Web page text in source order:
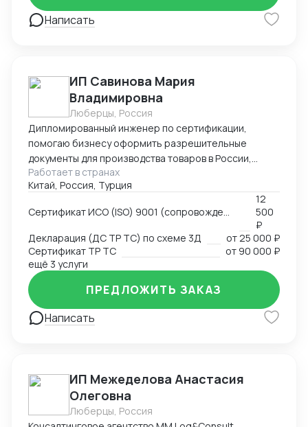
Написать
ИП Савинова Мария
Владимировна
Люберцы, Россия
Дипломированный инженер по сертификации,
помогаю бизнесу оформить разрешительные
документы для производства товаров в России,
импорта и реализации на территории РФ, через
магазины и маркетплейсы.
Работает в странах
Китай, Россия, Турция
Сертификат ИСО (ISO) 9001 (сопровождение, подготовка документов)
12
500
₽
Декларация (ДС ТР ТС) по схеме 3Д
от25 000 ₽
Сертификат ТР ТС
от 90 000 ₽
ещё 3 услуги
Написать
ПРЕДЛОЖИТЬ ЗАКАЗ
ИП Межеделова Анастасия
Олеговна
Люберцы, Россия